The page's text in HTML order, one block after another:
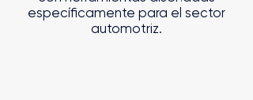
específicamente para el sector
automotriz.